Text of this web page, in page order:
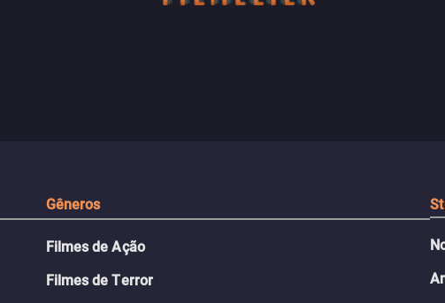
Gêneros
Filmes de Ação
Filmes de Terror